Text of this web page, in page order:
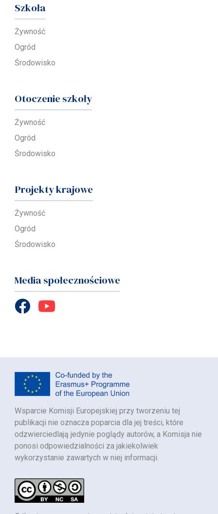
Szkoła
Żywność
Ogród
Środowisko
Otoczenie szkoły
Żywność
Ogród
Środowisko
Projekty krajowe
Żywność
Ogród
Środowisko
Media społecznościowe
Wsparcie Komisji Europejskiej przy tworzeniu tej
publikacji nie oznacza poparcia dla jej treści, które
odzwierciedlają jedynie poglądy autorów, a Komisja nie
ponosi odpowiedzialności za jakiekolwiek
wykorzystanie zawartych w niej informacji.